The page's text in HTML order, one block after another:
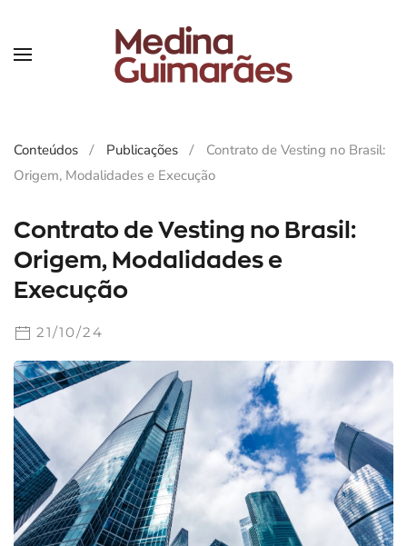
Conteúdos Publicações
Contrato de Vesting no Brasil:
Origem, Modalidades e Execução
Contrato de Vesting no Brasil:
Origem, Modalidades e
Execução
21/10/24